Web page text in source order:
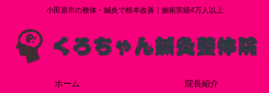
小田原市の整体・鍼灸で根本改善｜施術実績4万人以上
ホーム 院長紹介